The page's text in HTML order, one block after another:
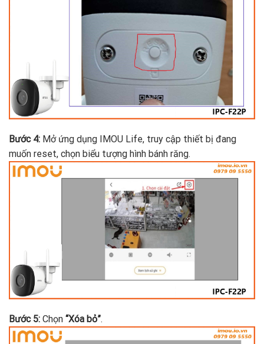
Bước 4: Mở ứng dụng IMOU Life, truy cập thiết bị đang
muốn reset, chọn biểu tượng hình bánh răng.
Bước 5: Chọn “Xóa bỏ”.